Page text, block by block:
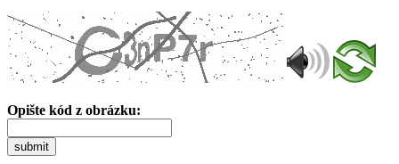
Opište kód z obrázku:
submit